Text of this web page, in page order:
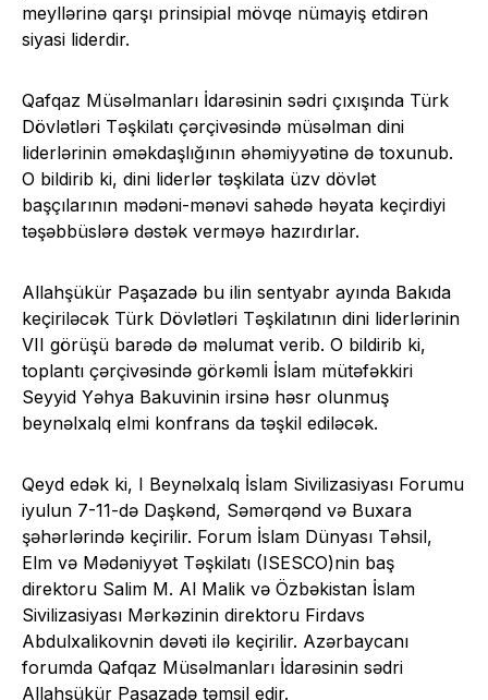
meyllərinə qarşı prinsipial mövqe nümayiş etdirən
siyasi liderdir.
Qafqaz Müsəlmanları İdarəsinin sədri çıxışında Türk
Dövlətləri Təşkilatı çərçivəsində müsəlman dini
liderlərinin əməkdaşlığının əhəmiyyətinə də toxunub.
O bildirib ki, dini liderlər təşkilata üzv dövlət
başçılarının mədəni-mənəvi sahədə həyata keçirdiyi
təşəbbüslərə dəstək verməyə hazırdırlar.
Allahşükür Paşazadə bu ilin sentyabr ayında Bakıda
keçiriləcək Türk Dövlətləri Təşkilatının dini liderlərinin
VII görüşü barədə də məlumat verib. O bildirib ki,
toplantı çərçivəsində görkəmli İslam mütəfəkkiri
Seyyid Yəhya Bakuvinin irsinə həsr olunmuş
beynəlxalq elmi konfrans da təşkil ediləcək.
Qeyd edək ki, I Beynəlxalq İslam Sivilizasiyası Forumu
iyulun 7-11-də Daşkənd, Səmərqənd və Buxara
şəhərlərində keçirilir. Forum İslam Dünyası Təhsil,
Elm və Mədəniyyət Təşkilatı (ISESCO)nin baş
direktoru Salim M. Al Malik və Özbəkistan İslam
Sivilizasiyası Mərkəzinin direktoru Firdavs
Abdulxalikovnin dəvəti ilə keçirilir. Azərbaycanı
forumda Qafqaz Müsəlmanları İdarəsinin sədri
Allahşükür Paşazadə təmsil edir.